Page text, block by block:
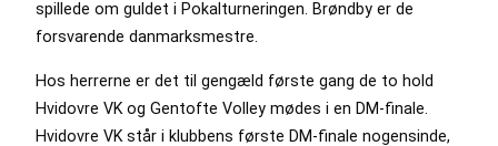
spillede om guldet i Pokalturneringen. Brøndby er de
forsvarende danmarksmestre.
Hos herrerne er det til gengæld første gang de to hold
Hvidovre VK og Gentofte Volley mødes i en DM-finale.
Hvidovre VK står i klubbens første DM-finale nogensinde,